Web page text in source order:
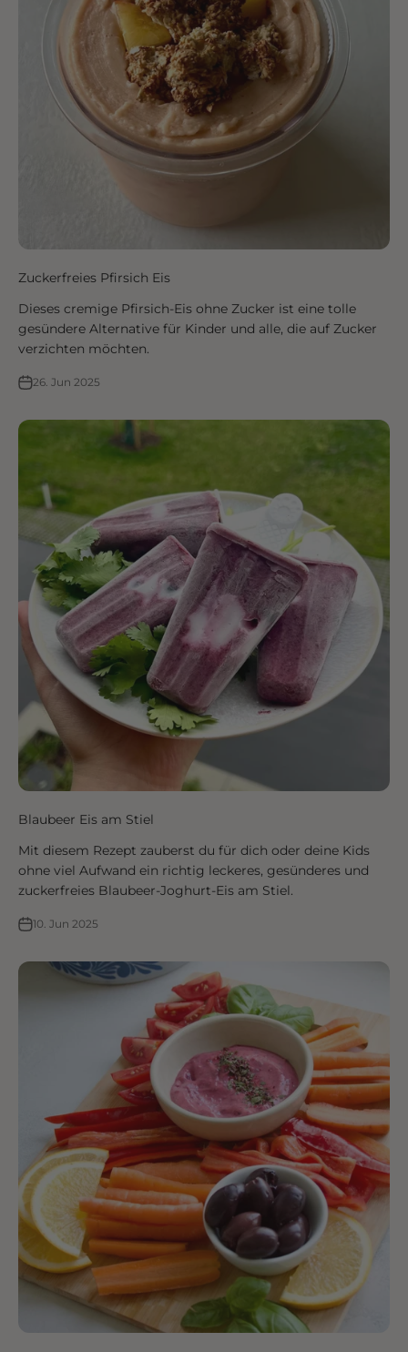
Zuckerfreies Pfirsich Eis
Dieses cremige Pfirsich-Eis ohne Zucker ist eine tolle
gesündere Alternative für Kinder und alle, die auf Zucker
verzichten möchten.
26. Jun 2025
Blaubeer Eis am Stiel
Mit diesem Rezept zauberst du für dich oder deine Kids
ohne viel Aufwand ein richtig leckeres, gesünderes und
zuckerfreies Blaubeer-Joghurt-Eis am Stiel.
10. Jun 2025